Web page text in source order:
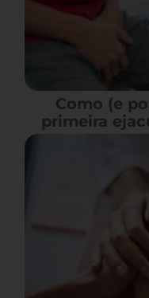
Como (e
primeira